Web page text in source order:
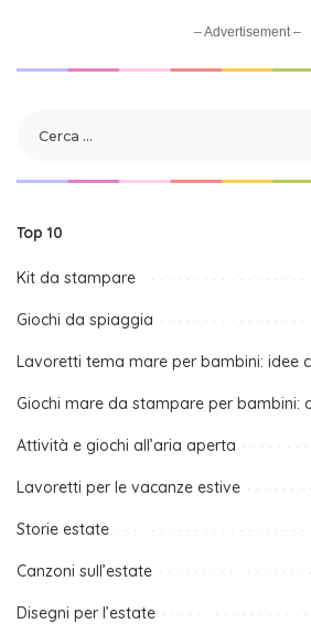
– Advertisement –
Top 10
Kit da stampare
Giochi da spiaggia
Lavoretti tema mare per bambini: idee
Giochi mare da stampare per bambini:
Attività e giochi all’aria aperta
Lavoretti per le vacanze estive
Storie estate
Canzoni sull’estate
Disegni per l’estate